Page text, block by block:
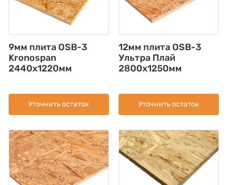
9мм плита OSB-3
Kronospan
2440x1220мм
Уточнить остаток
12мм плита OSB-3
Ультра Плай
2800x1250мм
Уточнить остаток